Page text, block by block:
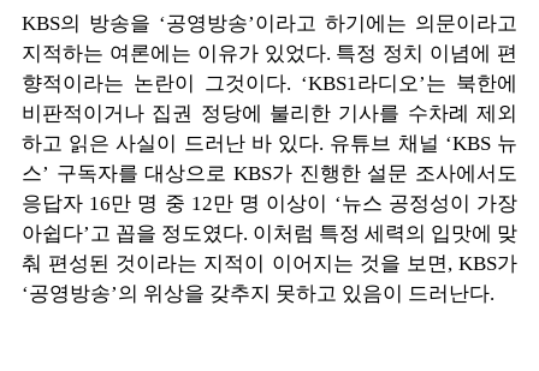
KBS의 방송을 ‘공영방송’이라고 하기에는 의문이라고
지적하는 여론에는 이유가 있었다. 특정 정치 이념에 편
향적이라는 논란이 그것이다. ‘KBS1라디오’는 북한에
비판적이거나 집권 정당에 불리한 기사를 수차례 제외
하고 읽은 사실이 드러난 바 있다. 유튜브 채널 ‘KBS 뉴
스’ 구독자를 대상으로 KBS가 진행한 설문 조사에서도
응답자 16만 명 중 12만 명 이상이 ‘뉴스 공정성이 가장
아쉽다’고 꼽을 정도였다. 이처럼 특정 세력의 입맛에 맞
춰 편성된 것이라는 지적이 이어지는 것을 보면, KBS가
‘공영방송’의 위상을 갖추지 못하고 있음이 드러난다.